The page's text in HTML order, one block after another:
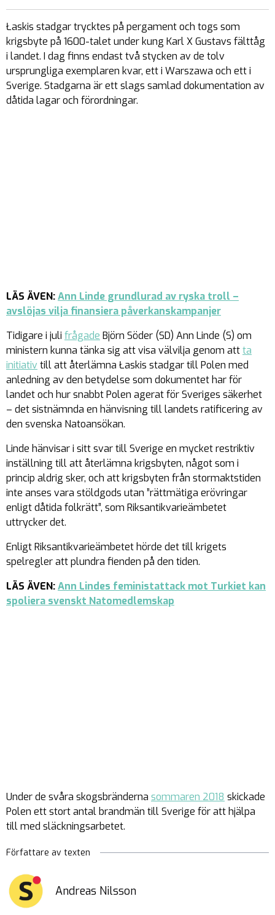
Łaskis stadgar trycktes på pergament och togs som
krigsbyte på 1600-talet under kung Karl X Gustavs fälttåg
i landet. I dag finns endast två stycken av de tolv
ursprungliga exemplaren kvar, ett i Warszawa och ett i
Sverige. Stadgarna är ett slags samlad dokumentation av
dåtida lagar och förordningar.
LÄS ÄVEN:Ann Linde grundlurad av ryska troll –
avslöjas vilja finansiera påverkanskampanjer
Tidigare i juli frågade Björn Söder (SD) Ann Linde (S) om
ministern kunna tänka sig att visa välvilja genom attta
initiativ till att återlämna Łaskis stadgar till Polen med
anledning av den betydelse som dokumentet har för
landet och hur snabbt Polen agerat för Sveriges säkerhet
– det sistnämnda en hänvisning till landets ratificering av
den svenska Natoansökan.
Linde hänvisar i sitt svar till Sverige en mycket restriktiv
inställning till att återlämna krigsbyten, något som i
princip aldrig sker, och att krigsbyten från stormaktstiden
inte anses vara stöldgods utan ”rättmätiga erövringar
enligt dåtida folkrätt”, som Riksantikvarieämbetet
uttrycker det.
Enligt Riksantikvarieämbetet hörde det till krigets
spelregler att plundra fienden på den tiden.
LÄS ÄVEN:Ann Lindes feministattack mot Turkiet kan
spoliera svenskt Natomedlemskap
Under de svåra skogsbränderna sommaren 2018 skickade
Polen ett stort antal brandmän till Sverige för att hjälpa
till med släckningsarbetet.
Författare av texten
Andreas Nilsson